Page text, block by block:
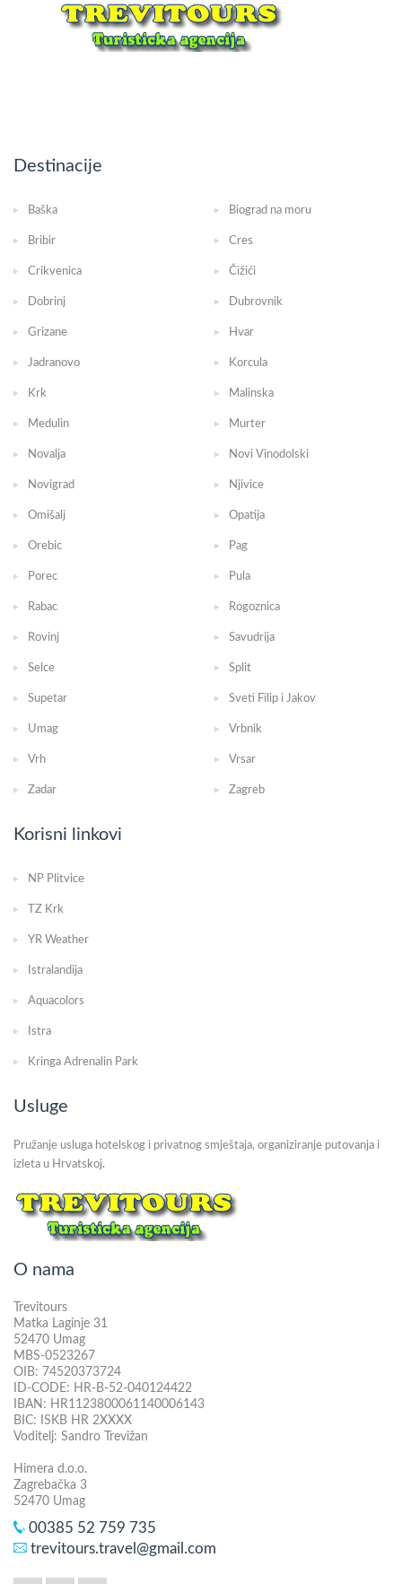
Destinacije
Baška Biograd na moru
Bribir Cres
Crikvenica Čižići
Dobrinj Dubrovnik
Grizane Hvar
Jadranovo Korcula
Krk Malinska
Medulin Murter
Novalja Novi Vinodolski
Novigrad Njivice
Omišalj Opatija
Orebic Pag
Porec Pula
Rabac Rogoznica
Rovinj Savudrija
Selce Split
Supetar Sveti Filip i Jakov
Umag Vrbnik
Vrh Vrsar
Zadar Zagreb
Korisni linkovi
NP Plitvice
TZ Krk
YR Weather
Istralandija
Aquacolors
Istra
Kringa Adrenalin Park
Usluge
Pružanje usluga hotelskog i privatnog smještaja, organiziranje putovanja i
izleta u Hrvatskoj.
O nama
Trevitours
Matka Laginje 31
52470 Umag
MBS-0523267
OIB: 74520373724
ID-CODE: HR-B-52-040124422
IBAN: HR1123800061140006143
BIC: ISKB HR 2XXXX
Voditelj: Sandro Trevižan
Himera d.o.o.
Zagrebačka 3
52470 Umag
00385 52 759 735
trevitours.travel@gmail.com